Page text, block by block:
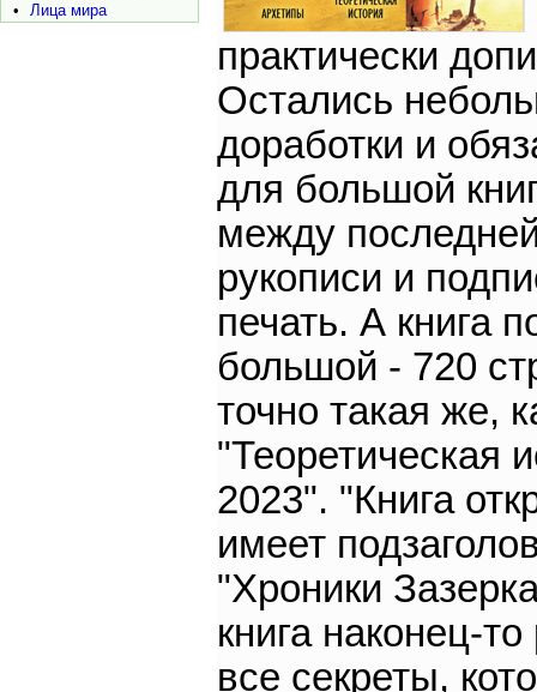
•
Лица мира
практически
Остались
доработки и
для большой
между
рукописи и
печать. А книга
большой - 720
точно такая же,
"Теоретическая
2023". "Книга
имеет
"Хроники
книга наконец-то
все секреты,